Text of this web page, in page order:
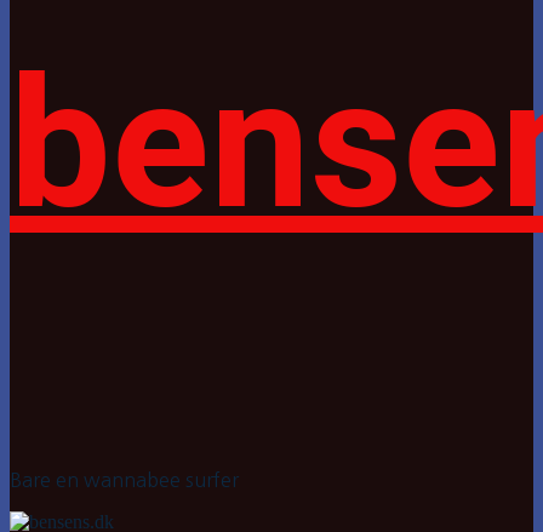
Bare en wannabee surfer